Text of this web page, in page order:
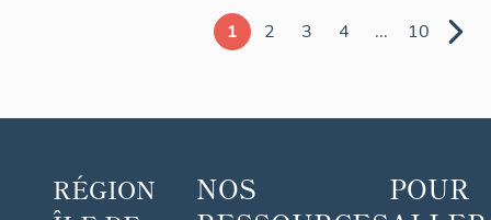
1 2 3 4 ... 10
RÉGION
NOS
POUR